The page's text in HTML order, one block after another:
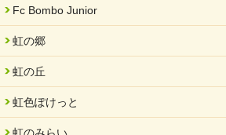
Fc Bombo Junior
虹の郷
虹の丘
虹色ぽけっと